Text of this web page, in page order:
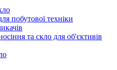
побутової техніки
та скло для об'єктивів